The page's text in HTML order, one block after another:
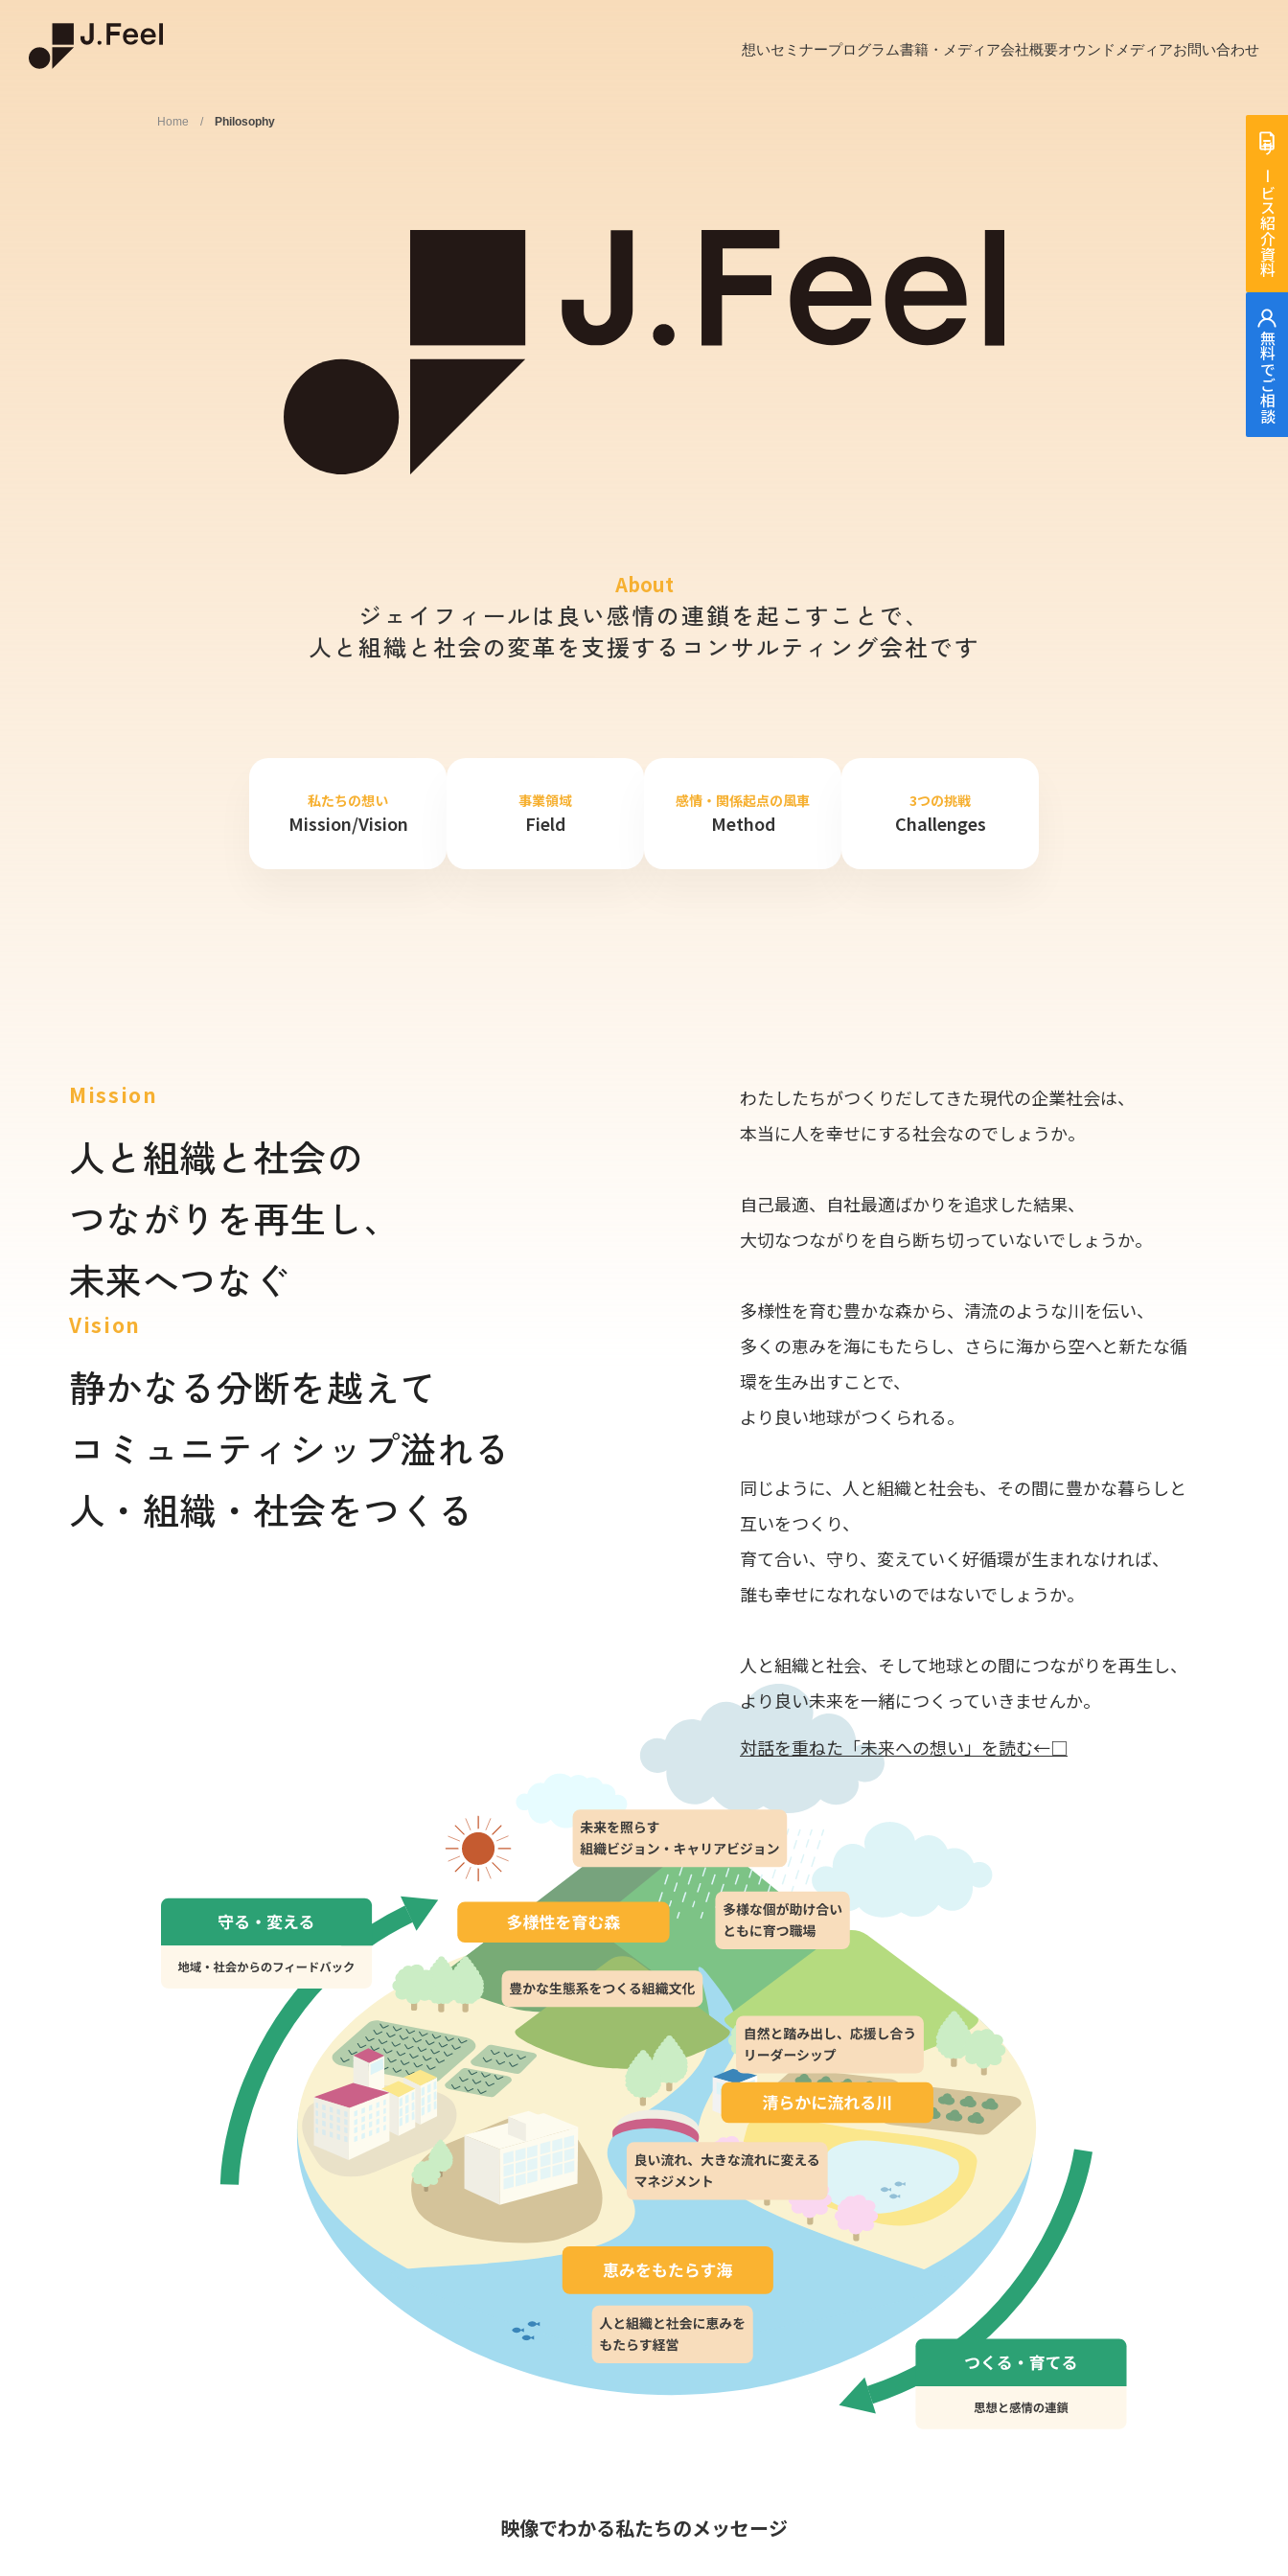
想いセミナープログラム書籍・メディア会社概要オウンドメディアお問い合わせ
サービス紹介資料
無料でご相談
Home / Philosophy
About
ジェイフィールは良い感情の連鎖を起こすことで、
人と組織と社会の変革を支援するコンサルティング会社です
私たちの想い
Mission/Vision
事業領域
Field
感情・関係起点の風車
Method
3つの挑戦
Challenges
Mission
人と組織と社会の
つながりを再生し、
未来へつなぐ
Vision
静かなる分断を越えて
コミュニティシップ溢れる
人・組織・社会をつくる
わたしたちがつくりだしてきた現代の企業社会は、
本当に人を幸せにする社会なのでしょうか。
自己最適、自社最適ばかりを追求した結果、
大切なつながりを自ら断ち切っていないでしょうか。
多様性を育む豊かな森から、清流のような川を伝い、
多くの恵みを海にもたらし、さらに海から空へと新たな循
環を生み出すことで、
より良い地球がつくられる。
同じように、人と組織と社会も、その間に豊かな暮らしと
互いをつくり、
育て合い、守り、変えていく好循環が生まれなければ、
誰も幸せになれないのではないでしょうか。
人と組織と社会、そして地球との間につながりを再生し、
より良い未来を一緒につくっていきませんか。
対話を重ねた「未来への想い」を読む←□
映像でわかる私たちのメッセージ